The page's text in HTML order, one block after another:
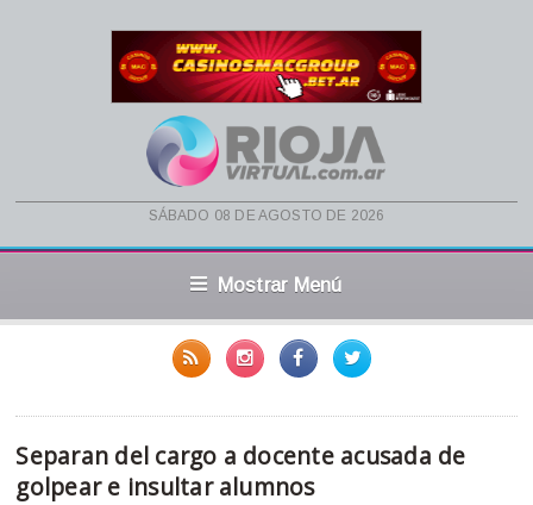
sábado 08 de agosto de 2026
Mostrar Menú
Separan del cargo a docente acusada de
golpear e insultar alumnos